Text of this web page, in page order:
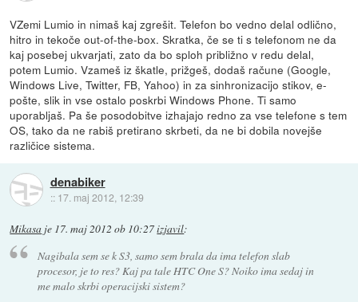
VZemi Lumio in nimaš kaj zgrešit. Telefon bo vedno delal odlično,
hitro in tekoče out-of-the-box. Skratka, če se ti s telefonom ne da
kaj posebej ukvarjati, zato da bo sploh približno v redu delal,
potem Lumio. Vzameš iz škatle, prižgeš, dodaš račune (Google,
Windows Live, Twitter, FB, Yahoo) in za sinhronizacijo stikov, e-
pošte, slik in vse ostalo poskrbi Windows Phone. Ti samo
uporabljaš. Pa še posodobitve izhajajo redno za vse telefone s tem
OS, tako da ne rabiš pretirano skrbeti, da ne bi dobila novejše
različice sistema.
denabiker
:: 17. maj 2012, 12:39
Mikasa je 17. maj 2012 ob 10:27izjavil:
Nagibala sem se k S3, samo sem brala da ima telefon slab
procesor, je to res? Kaj pa tale HTC One S? Noiko ima sedaj in
me malo skrbi operacijski sistem?